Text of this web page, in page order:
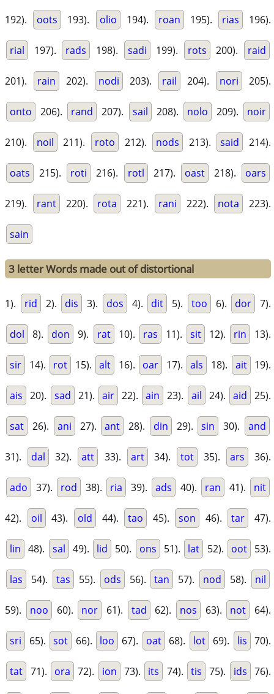
192). oots 193). olio 194). roan 195). rias 196).
rial 197). rads 198). sadi 199). rots 200). raid
201). rain 202). nodi 203). rail 204). nori 205).
onto 206). rand 207). sail 208). nolo 209). noir
210). noil 211). roto 212). nods 213). said 214).
oats 215). roti 216). rotl 217). oast 218). oars
219). rant 220). rota 221). rani 222). nota 223).
sain
3 letter Words made out of distortional
1). rid 2). dis 3). dos 4). dit 5). too 6). dor 7).
dol 8). don 9). rat 10). ras 11). sit 12). rin 13).
sir 14). rot 15). alt 16). oar 17). als 18). ait 19).
ais 20). sad 21). air 22). ain 23). ail 24). aid 25).
sat 26). ani 27). ant 28). din 29). sin 30). and
31). dal 32). att 33). art 34). tot 35). ars 36).
ado 37). rod 38). ria 39). ads 40). ran 41). nit
42). oil 43). old 44). tao 45). son 46). tar 47).
lin 48). sal 49). lid 50). ons 51). lat 52). oot 53).
las 54). tas 55). ods 56). tan 57). nod 58). nil
59). noo 60). nor 61). tad 62). nos 63). not 64).
sri 65). sot 66). loo 67). oat 68). lot 69). lis 70).
tat 71). ora 72). ion 73). its 74). tis 75). ids 76).